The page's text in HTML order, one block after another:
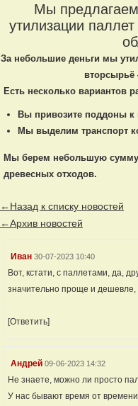
Мы предлагаем
утилизации
За небольшие деньги мы
Есть несколько вариантов
Вы привозите поддоны к
Мы выделим транспорт
Мы берем небольшую сумму
древесных отходов.
←Назад к списку новостей
←Архив новостей
Иван 30-07-2023 10:40
Вот, кстати, с паллетами, да,
значительно проще и дешевле,
[Ответить]
Андрей 09-06-2023 14:32
Не знаете, можно ли просто
У нас бывают время от